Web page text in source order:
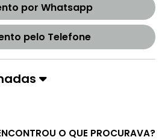
por Whatsapp
pelo Telefone
O QUE PROCURAVA?